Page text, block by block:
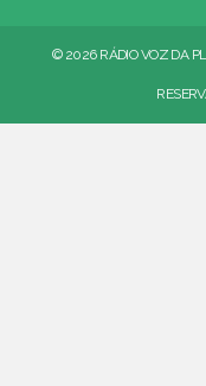
© 2026 RÁDIO VOZ DA